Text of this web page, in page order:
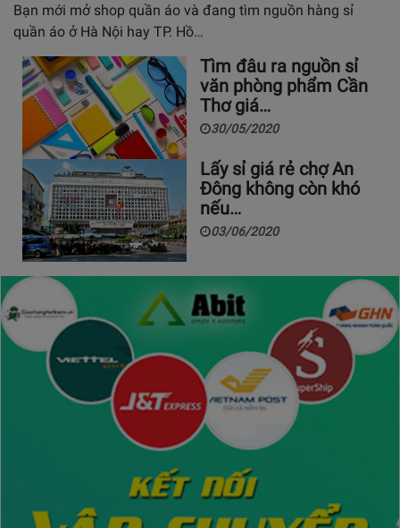
Bạn mới mở shop quần áo và đang tìm nguồn hàng sỉ
quần áo ở Hà Nội hay TP. Hồ…
Tìm đâu ra nguồn sỉ
văn phòng phẩm Cần
Thơ giá…
30/05/2020
Lấy sỉ giá rẻ chợ An
Đông không còn khó
nếu…
03/06/2020